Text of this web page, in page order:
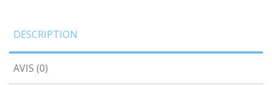
DESCRIPTION
AVIS (0)